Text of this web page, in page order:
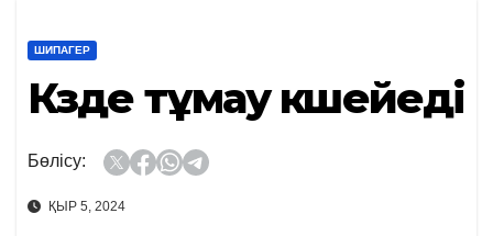
ШИПАГЕР
Күзде тұмау күшейеді
Бөлісу:
ҚЫР 5, 2024